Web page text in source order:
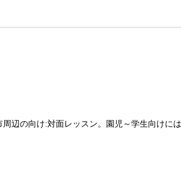
辺の向け:対面レッスン。園児～学生向けに